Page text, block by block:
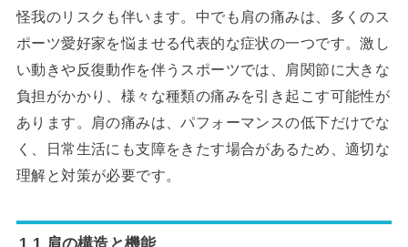
怪我のリスクも伴います。中でも肩の痛みは、多くのス
ポーツ愛好家を悩ませる代表的な症状の一つです。激し
い動きや反復動作を伴うスポーツでは、肩関節に大きな
負担がかかり、様々な種類の痛みを引き起こす可能性が
あります。肩の痛みは、パフォーマンスの低下だけでな
く、日常生活にも支障をきたす場合があるため、適切な
理解と対策が必要です。
1.1 肩の構造と機能